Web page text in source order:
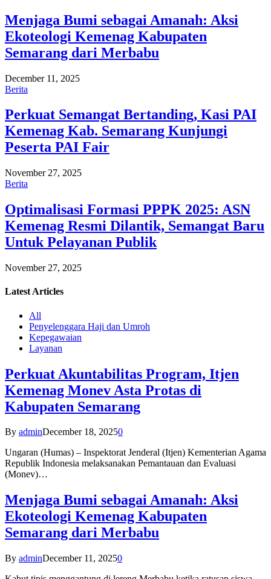
Menjaga Bumi sebagai Amanah: Aksi
Ekoteologi Kemenag Kabupaten
Semarang dari Merbabu
December 11, 2025
Berita
Perkuat Semangat Bertanding, Kasi PAI
Kemenag Kab. Semarang Kunjungi
Peserta PAI Fair
November 27, 2025
Berita
Optimalisasi Formasi PPPK 2025: ASN
Kemenag Resmi Dilantik, Semangat Baru
Untuk Pelayanan Publik
November 27, 2025
Latest Articles
All
Penyelenggara Haji dan Umroh
Kepegawaian
Layanan
Perkuat Akuntabilitas Program, Itjen
Kemenag Monev Asta Protas di
Kabupaten Semarang
By adminDecember 18, 20250
Ungaran (Humas) – Inspektorat Jenderal (Itjen) Kementerian Agama
Republik Indonesia melaksanakan Pemantauan dan Evaluasi
(Monev)…
Menjaga Bumi sebagai Amanah: Aksi
Ekoteologi Kemenag Kabupaten
Semarang dari Merbabu
By adminDecember 11, 20250